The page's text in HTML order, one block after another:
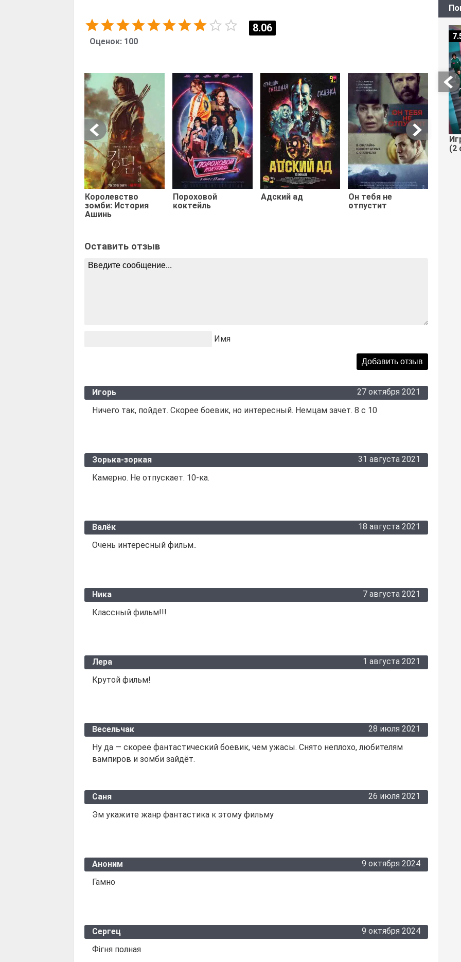
8.06
Оценок: 100
Королевство
зомби: История
Ашинь
Пороховой
коктейль
Адский ад
Он тебя не
отпустит
Оставить отзыв
Имя
Игорь
27 октября 2021
Ничего так, пойдет. Скорее боевик, но интересный. Немцам зачет. 8 с 10
Зорька-зоркая
31 августа 2021
Камерно. Не отпускает. 10-ка.
Валёк
18 августа 2021
Очень интересный фильм..
Ника
7 августа 2021
Классный фильм!!!
Лера
1 августа 2021
Крутой фильм!
Весельчак
28 июля 2021
Ну да — скорее фантастический боевик, чем ужасы. Снято неплохо, любителям
вампиров и зомби зайдёт.
Саня
26 июля 2021
Эм укажите жанр фантастика к этому фильму
Аноним
9 октября 2024
Гамно
Сергец
9 октября 2024
Фігня полная
(2